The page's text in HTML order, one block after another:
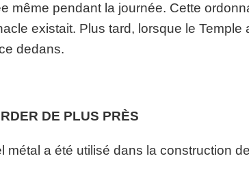
même pendant la journée. Cette
existait. Plus tard, lorsque le
dedans.
DE PLUS PRÈS
métal a été utilisé dans la construction